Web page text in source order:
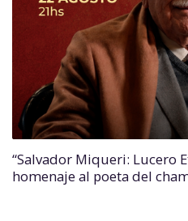
“Salvador Miqueri: Lucero
homenaje al poeta del